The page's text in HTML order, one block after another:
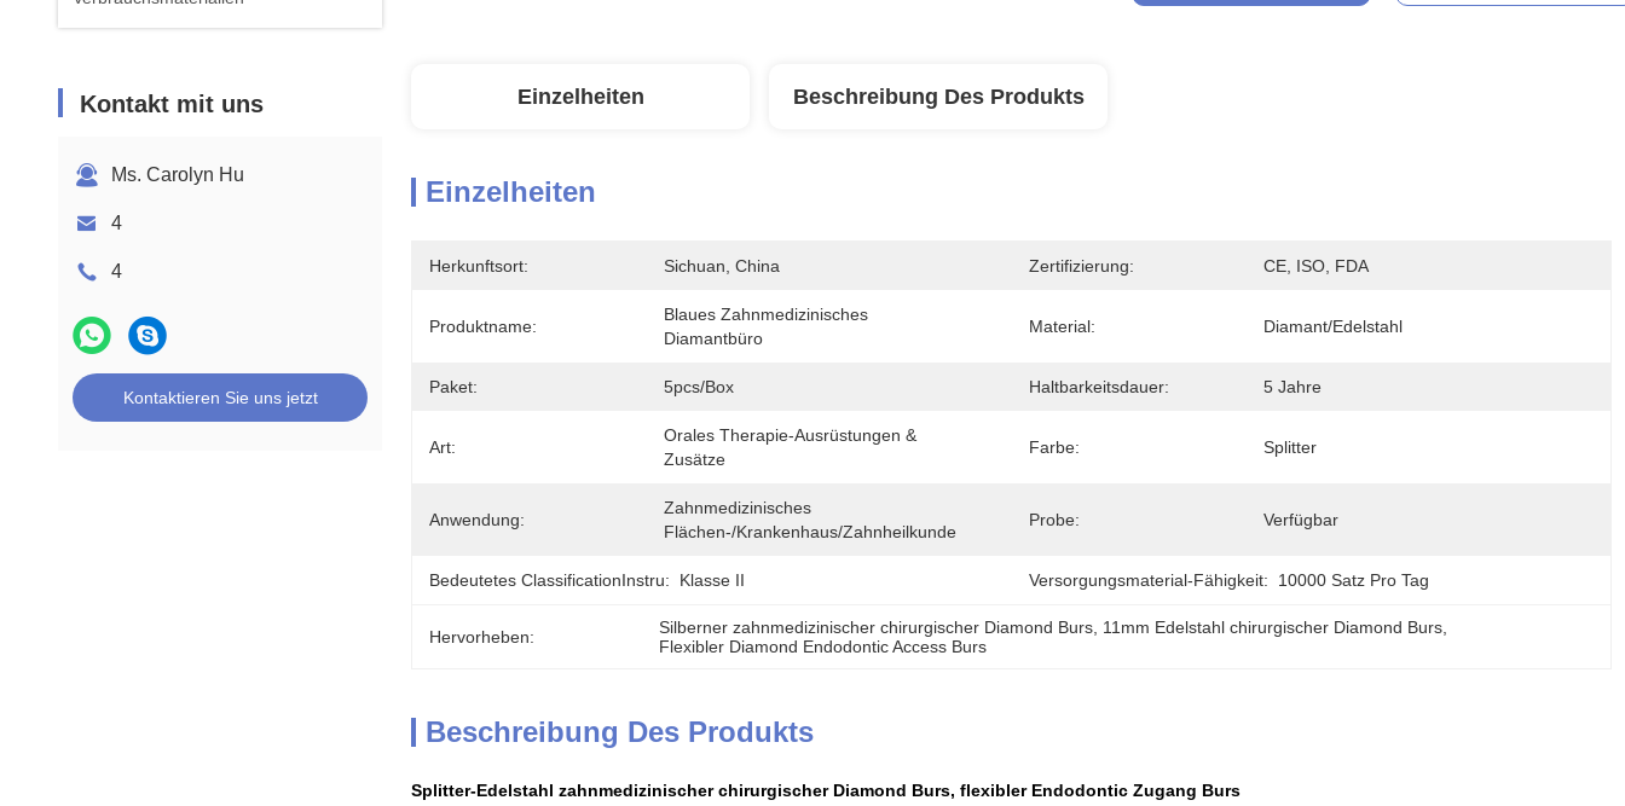
Kontakt mit uns
Ms. Carolyn Hu
4
4
Kontaktieren Sie uns jetzt
Einzelheiten Beschreibung Des Produkts
Einzelheiten
Herkunftsort: Sichuan, China Zertifizierung: CE, ISO, FDA
Produktname:
Blaues Zahnmedizinisches
Diamantbüro
Material: Diamant/Edelstahl
Paket: 5pcs/box Haltbarkeitsdauer: 5 Jahre
Art:
Orales Therapie-Ausrüstungen &
Zusätze
Farbe: Splitter
Anwendung:
Zahnmedizinisches
Flächen-/Krankenhaus/Zahnheilkunde
Probe: Verfügbar
Bedeutetes ClassificationInstru: Klasse II Versorgungsmaterial-Fähigkeit: 10000 Satz Pro Tag
Hervorheben: Silberner zahnmedizinischer chirurgischer Diamond Burs, 11mm Edelstahl chirurgischer Diamond Burs,
Flexibler Diamond Endodontic Access Burs
Beschreibung Des Produkts
Splitter-Edelstahl zahnmedizinischer chirurgischer Diamond Burs, flexibler Endodontic Zugang Burs